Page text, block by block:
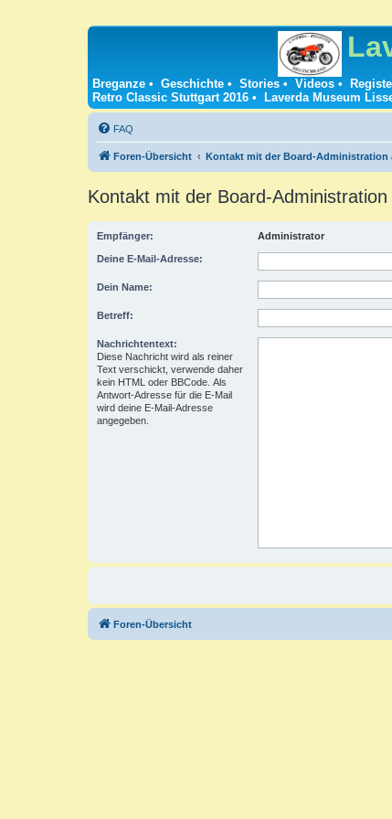
Breganze • Geschichte • Stories • Videos •
Retro Classic Stuttgart 2016 • Laverda Museum
FAQ
Foren-Übersicht Kontakt mit der Board-Administration
Kontakt mit der Board-
Empfänger: Administrator
Deine E-Mail-Adresse:
Dein Name:
Betreff:
Nachrichtentext:
Diese Nachricht wird als reiner
Text verschickt, verwende daher
kein HTML oder BBCode. Als
Antwort-Adresse für die E-Mail
wird deine E-Mail-Adresse
angegeben.
Foren-Übersicht